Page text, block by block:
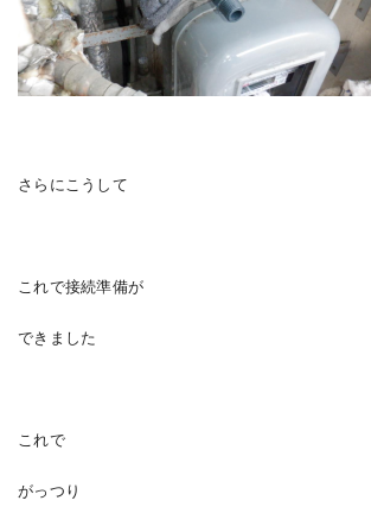
さらにこうして
これで接続準備が
できました
これで
がっつり